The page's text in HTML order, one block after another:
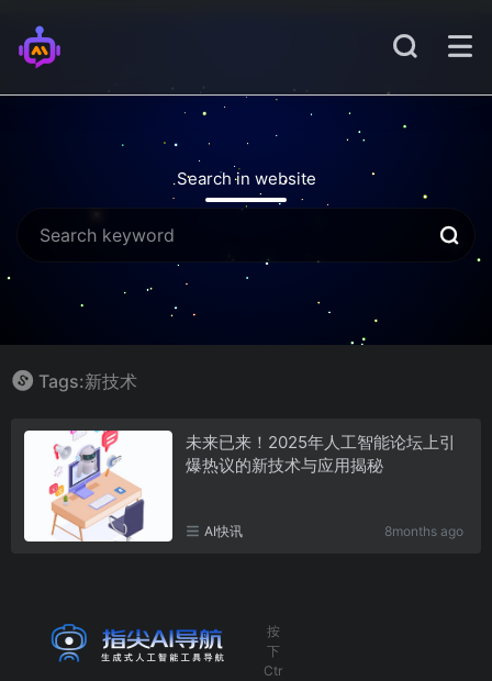
Search in website
Tags:新技术
未来已来！2025年人工智能论坛上引
爆热议的新技术与应用揭秘
AI快讯 8months ago
按
下
Ctr